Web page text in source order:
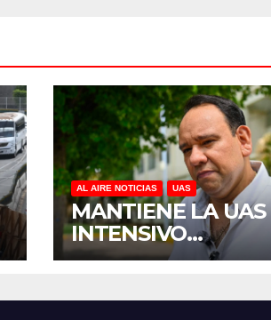
AL AIRE NOTICIAS UAS
MANTIENE LA UAS
INTENSIVO
PROGRAMA DE
REHABILITACIÓN